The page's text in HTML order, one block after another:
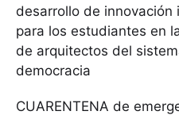
desarrollo de innovación
para los estudiantes en
de arquitectos del
democracia
CUARENTENA de